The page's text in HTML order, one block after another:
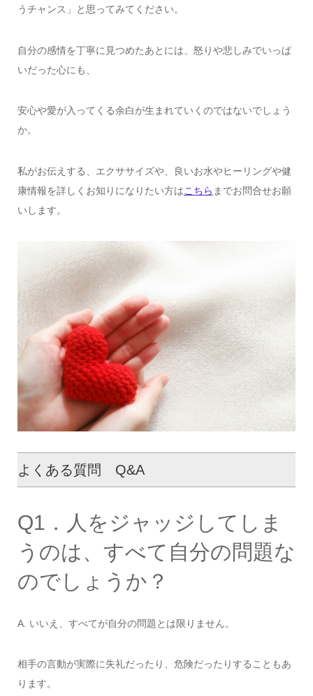
うチャンス」と思ってみてください。
自分の感情を丁寧に見つめたあとには、怒りや悲しみでいっぱ
いだった心にも、
安心や愛が入ってくる余白が生まれていくのではないでしょう
か。
私がお伝えする、エクササイズや、良いお水やヒーリングや健
康情報を詳しくお知りになりたい方はこちら までお問合せお願
いします。
よくある質問 Q&A
Q1．人をジャッジしてしま
うのは、すべて自分の問題な
のでしょうか？
A. いいえ、すべてが自分の問題とは限りません。
相手の言動が実際に失礼だったり、危険だったりすることもあ
ります。